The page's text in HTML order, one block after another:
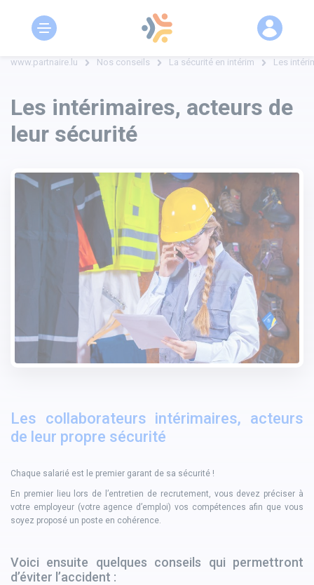
www.partnaire.lu Nos conseils La sécurité en intérim Les
Les intérimaires, acteurs de
leur sécurité
Les collaborateurs intérimaires, acteurs
de leur propre sécurité
Chaque salarié est le premier garant de sa sécurité !
En premier lieu lors de l’entretien de recrutement, vous devez préciser à
votre employeur (votre agence d’emploi) vos compétences afin que vous
soyez proposé un poste en cohérence.
Voici ensuite quelques conseils qui permettront
d’éviter l’accident :